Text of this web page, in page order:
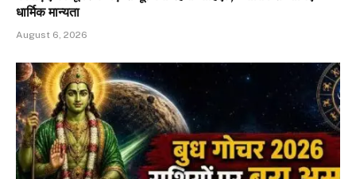
धार्मिक मान्यता
August 6, 2026